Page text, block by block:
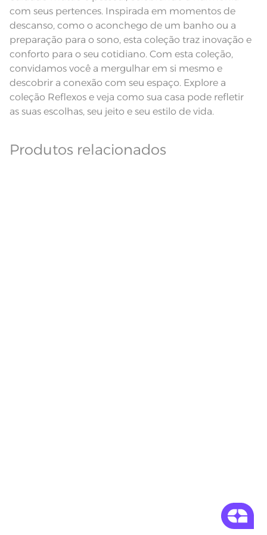
Observações
Pode haver pequena variação de
cor, de acordo com a configuração
e modelo do monitor ou do
aparelho celular. Consultar a cor
nas especificações técnicas do
produto.
Linha Celebra
com seus pertences. Inspirada em momentos de
descanso, como o aconchego de um banho ou a
preparação para o sono, esta coleção traz inovação e
conforto para o seu cotidiano. Com esta coleção,
convidamos você a mergulhar em si mesmo e
descobrir a conexão com seu espaço. Explore a
coleção Reflexos e veja como sua casa pode refletir
as suas escolhas, seu jeito e seu estilo de vida.
Produtos relacionados